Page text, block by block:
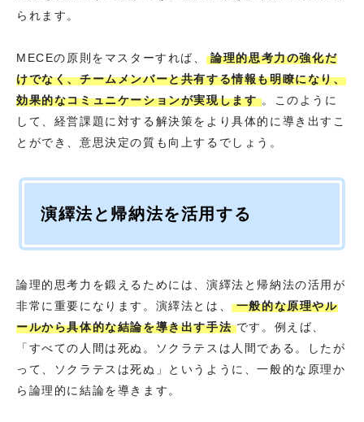
られます。
MECEの原則をマスターすれば、 論理的思考力の強化だ
けでなく、チームメンバーと共有する情報も明瞭になり、
効果的なコミュニケーションが実現します。このように
して、経営課題に対する解決策をより具体的に導き出すこ
とができ、意思決定の質も向上するでしょう。
演繹法と帰納法を活用する
論理的思考力を鍛えるためには、演繹法と帰納法の活用が
非常に重要になります。演繹法とは、一般的な原理やル
ールから具体的な結論を導き出す手法です。例えば、
「すべての人間は死ぬ。ソクラテスは人間である。したが
って、ソクラテスは死ぬ」というように、一般的な原理か
ら論理的に結論を導きます。